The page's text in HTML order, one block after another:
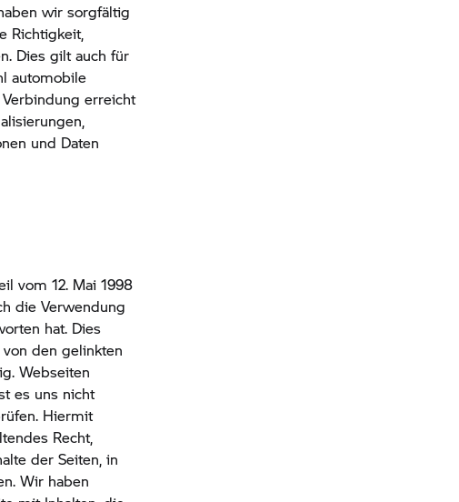
wir sorgfältig
Richtigkeit,
Dies gilt auch für
automobile
erreicht
und Daten
vom 12. Mai 1998
die Verwendung
hat. Dies
den gelinkten
Webseiten
es uns nicht
Hiermit
Recht,
der Seiten, in
Wir haben